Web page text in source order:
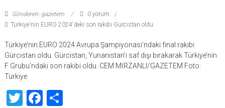
Gönderen: gazetem
0 yorum
Türkiye'nin EURO 2024'deki son rakibi Gürcistan oldu
Türkiye’nin EURO 2024 Avrupa Şampiyonası’ndaki final rakibi
Gürcistan oldu. Gürcistan, Yunanistan’ı saf dışı bırakarak Türkiye’nin
F Grubu’ndaki son rakibi oldu. CEM MİRZANLI/GAZETEM Foto:
Türkiye
TwitterFacebook
Share